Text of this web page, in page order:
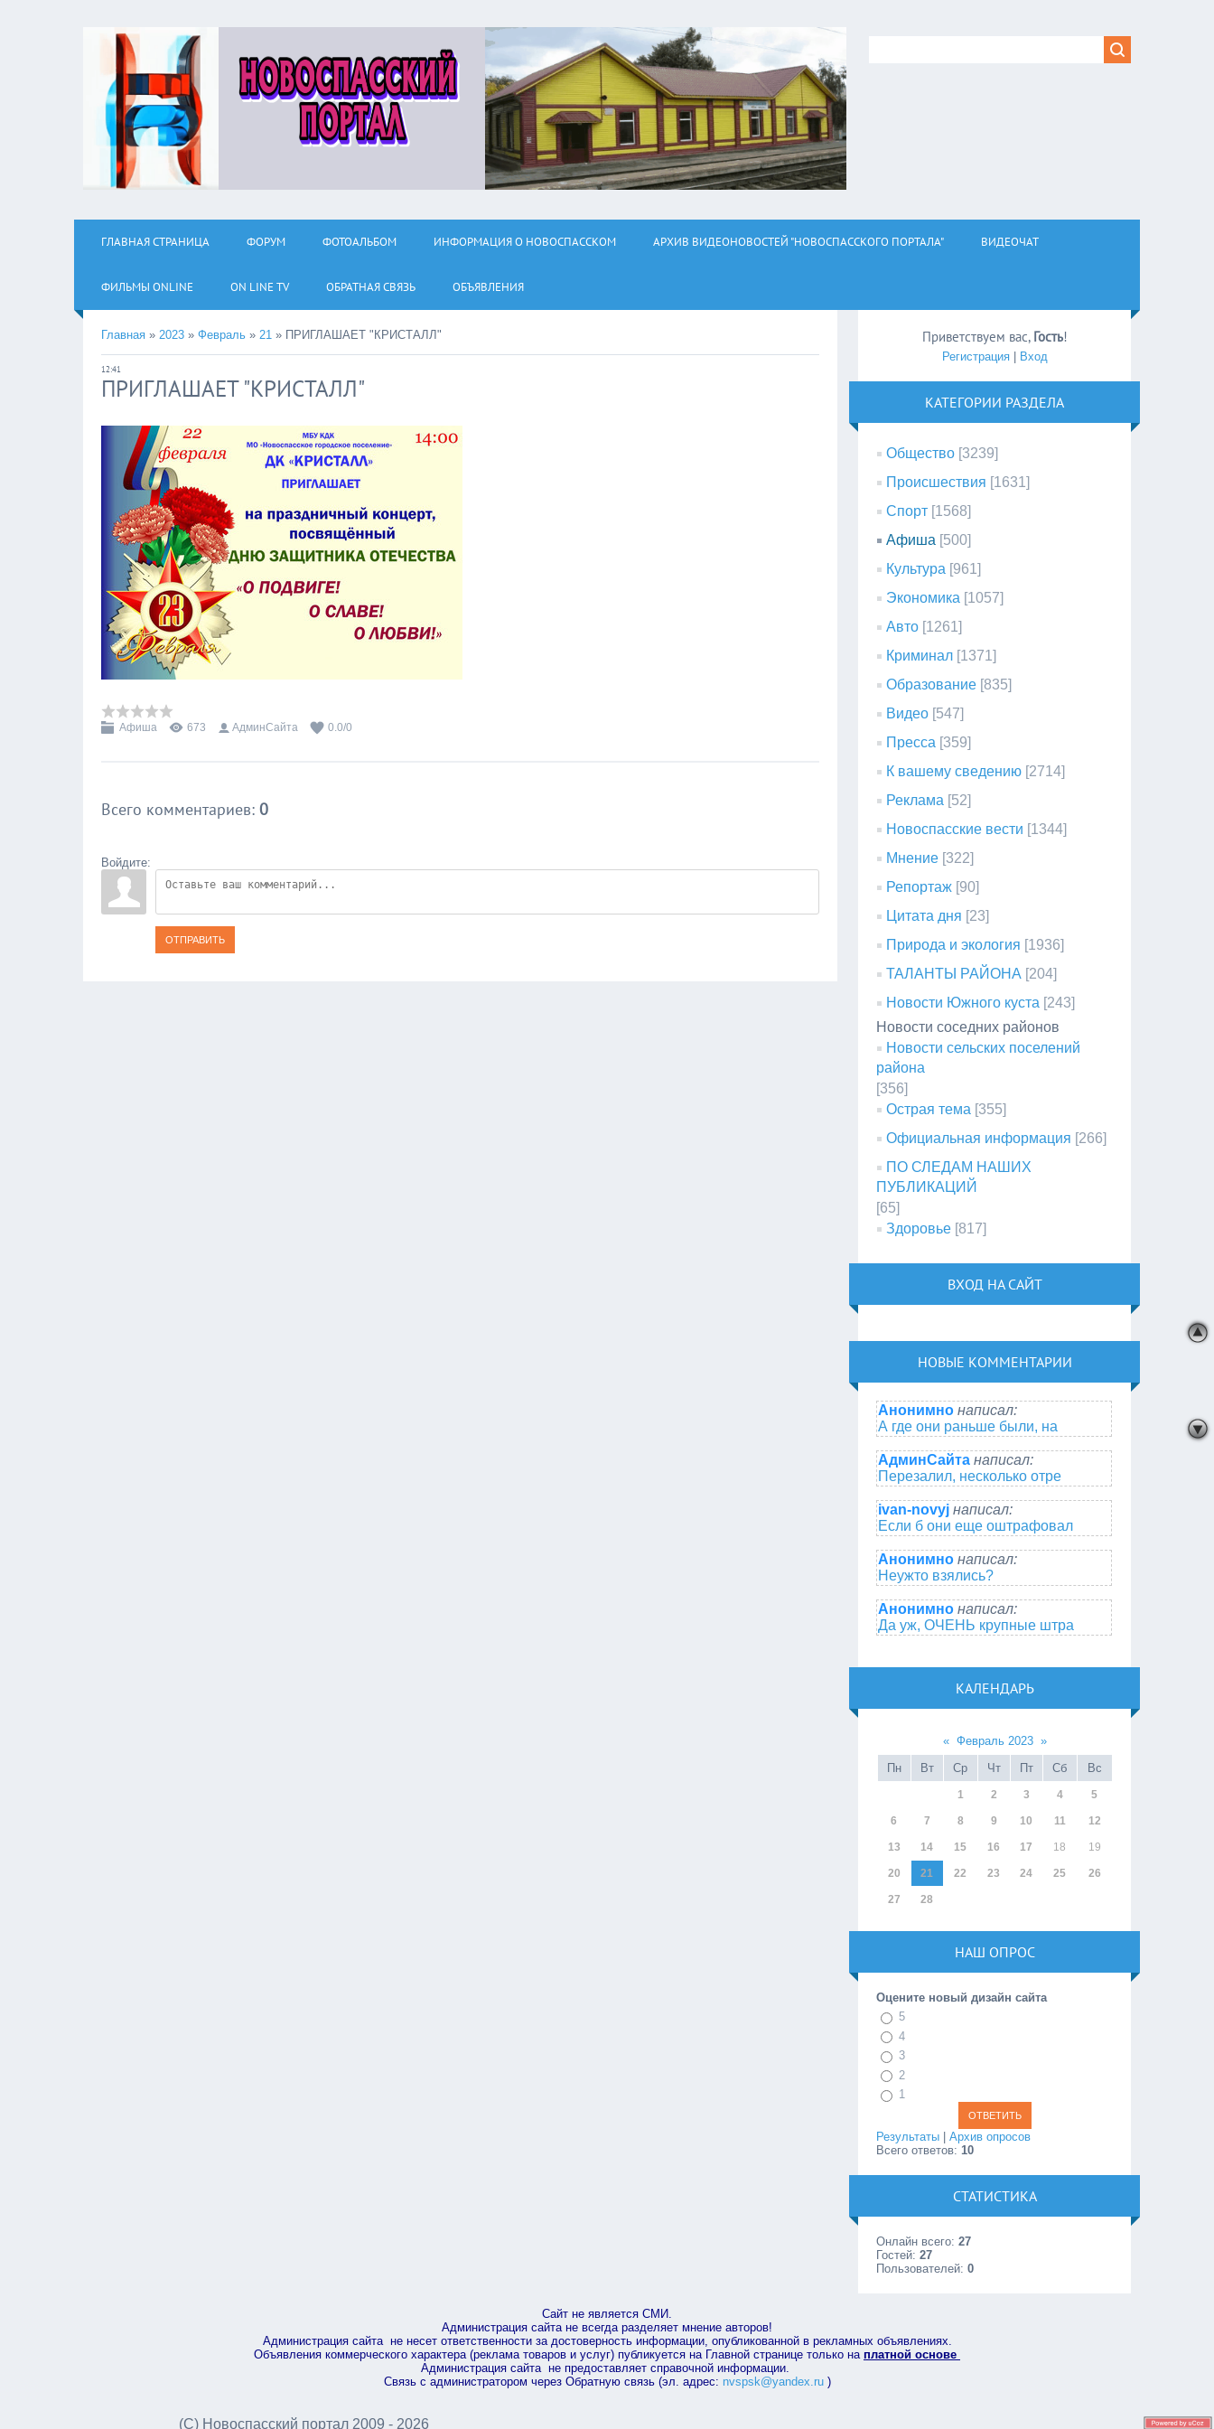
ГЛАВНАЯ СТРАНИЦА ФОРУМ ФОТОАЛЬБОМ ИНФОРМАЦИЯ О НОВОСПАССКОМ АРХИВ ВИДЕОНОВОСТЕЙ "НОВОСПАССКОГО ПОРТАЛА" ВИДЕОЧАТ
ФИЛЬМЫ ОNLINE ON LINE TV ОБРАТНАЯ СВЯЗЬ ОБЪЯВЛЕНИЯ
Главная » 2023 » Февраль » 21 » ПРИГЛАШАЕТ "КРИСТАЛЛ"
12:41
ПРИГЛАШАЕТ "КРИСТАЛЛ"
Афиша 673 АдминСайта 0.0/0
Всего комментариев: 0
Войдите:
ОТПРАВИТЬ
Приветствуем вас, Гость!
Регистрация| Вход
КАТЕГОРИИ РАЗДЕЛА
Общество [3239]
Происшествия [1631]
Спорт [1568]
Афиша [500]
Культура [961]
Экономика [1057]
Авто [1261]
Криминал [1371]
Образование [835]
Видео [547]
Пресса [359]
К вашему сведению [2714]
Реклама [52]
Новоспасские вести [1344]
Мнение [322]
Репортаж [90]
Цитата дня [23]
Природа и экология [1936]
ТАЛАНТЫ РАЙОНА [204]
Новости Южного куста [243]
Новости соседних районов
Новости сельских поселений
района
[356]
Острая тема [355]
Официальная информация [266]
ПО СЛЕДАМ НАШИХ
ПУБЛИКАЦИЙ
[65]
Здоровье [817]
ВХОД НА САЙТ
НОВЫЕ КОММЕНТАРИИ
Анонимно написал:
А где они раньше были, на
АдминСайта написал:
Перезалил, несколько отре
ivan-novyj написал:
Если б они еще оштрафовал
Анонимно написал:
Неужто взялись?
Анонимно написал:
Да уж, ОЧЕНЬ крупные штра
КАЛЕНДАРЬ
« Февраль 2023 »
Пн
Вт Ср Чт Пт Сб Вс
1 2 3 4 5
6 7 8 9 10 11 12
13 14 15 16 17 18 19
20 21 22 23 24 25 26
27 28
НАШ ОПРОС
Оцените новый дизайн сайта
5
4
3
2
1
Результаты |Архив опросов
Всего ответов: 10
СТАТИСТИКА
Онлайн всего:27
Гостей:27
Пользователей:0
Сайт не является СМИ.
Администрация сайта не всегда разделяет мнение авторов!
Администрация сайта не несет ответственности за достоверность информации, опубликованной в рекламных объявлениях.
Объявления коммерческого характера (реклама товаров и услуг) публикуется на Главной странице только на платной основе
Администрация сайта не предоставляет справочной информации.
Связь с администратором через Обратную связь (эл. адрес: nvspsk@yandex.ru)
(С) Новоспасский портал 2009 - 2026